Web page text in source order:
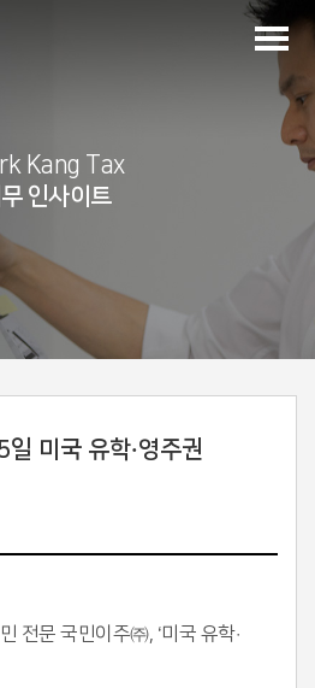
Kang Tax
인사이트
미국 유학·영주권
전문 국민이주㈜, ‘미국 유학·